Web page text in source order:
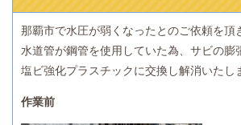
那覇市で水圧が弱くなったとのご依頼を頂
水道管が鋼管を使用していた為、サビの膨
塩ビ強化プラスチックに交換し解消いたし
作業前